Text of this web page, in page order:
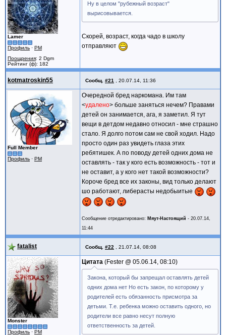
Lamer
Профиль · PM
Поощрения: 2 Dgm
Рейтинг (ф): 182
Ну в целом "рубежный возраст"
вырисовывается.
Скорей, возраст, когда чадо в школу
отправляют
kotmatroskin55 Сообщ. #21 20.07.14, 11:36
Full Member
Профиль · PM
Очередной бред наркомана. Им там
<удалено> больше заняться нечем? Правами
детей он занимается, ага, я заметил. Я тут
вещи в детдом недавно относил - мне страшно
стало. Я долго потом сам не свой ходил. Надо
просто один раз увидеть глаза этих
ребятишек. А по поводу детей одних дома не
оставлять - так у кого есть возможность - тот и
не оставит, а у кого нет такой возможности?
Короче бред все их законы, вид только делают
шо работают, либерасты недобыитые
Сообщение отредактировано: Мяут-Настоящий - 20.07.14,
11:44
fatalist Сообщ. #22 21.07.14, 08:08
Monster
Профиль · PM
Цитата Fester @ 05.06.14, 08:10
Закона, который бы запрещал оставлять детей
одних дома нет Но есть закон, по которому у
родителей есть обязанность присмотра за
детьми. Т.е. ребенка можно оставить одного, но
родители все равно несут полную
ответственность за детей.